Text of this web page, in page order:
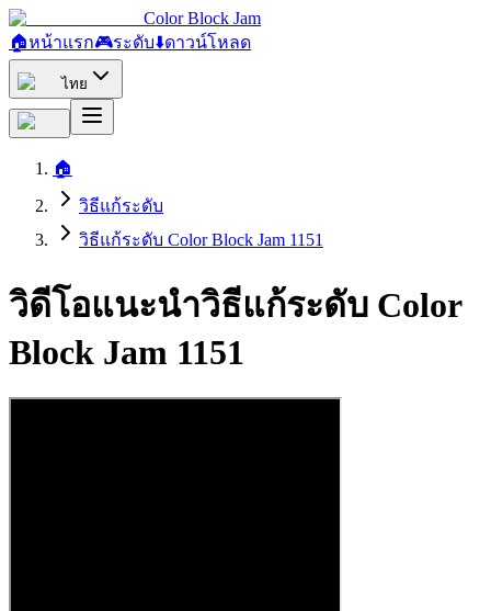
Color Block Jam
🏠หน้าแรก🎮ระดับ⬇️ดาวน์โหลด
ไทย
🏠
วิธีแก้ระดับ
วิธีแก้ระดับ Color Block Jam 1151
วิดีโอแนะนำวิธีแก้ระดับ Color
Block Jam 1151